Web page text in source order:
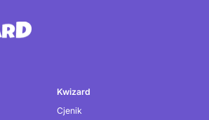
Kwizard
Cjenik